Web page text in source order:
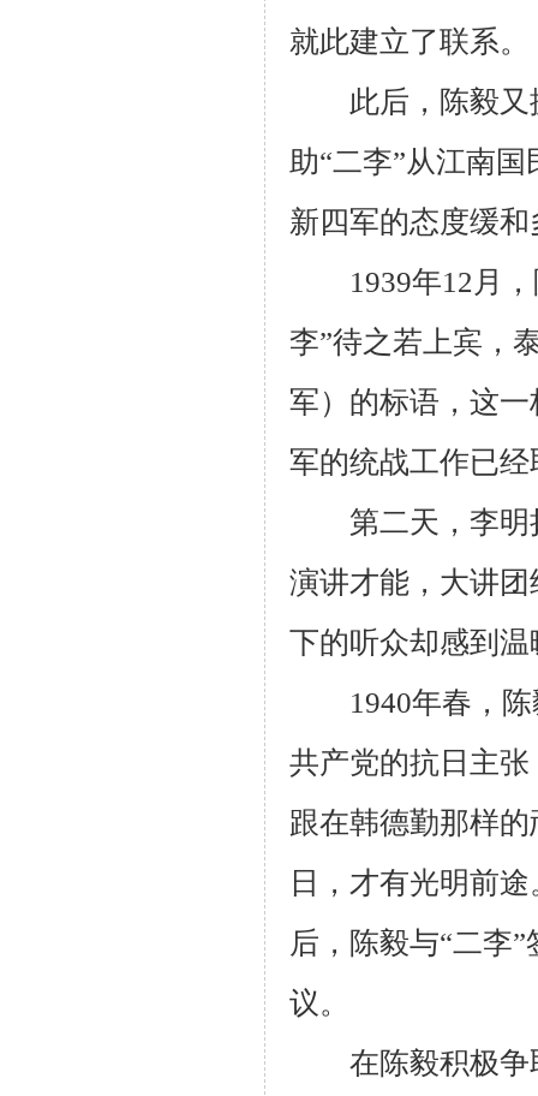
就此建立了联系。
此后，陈毅又援
助“二李”从江南
新四军的态度缓和
1939年12月
李”待之若上宾，
军）的标语，这
军的统战工作已
第二天，李
演讲才能，大讲
下的听众却感到
1940年春，
共产党的抗日主
跟在韩德勤那样
日，才有光明前
后，陈毅与“二李
议。
在陈毅积极争取